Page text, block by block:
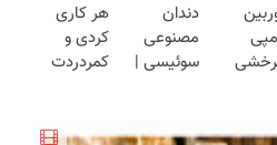
ترمیم کننده
23 روزه
ساخت!
محوش کن!
شد🔥
دندان
مصنوعی
سوئیسی |
طبیعی!
هر کاری
کردی و
کمردردت
پرسشنامه و